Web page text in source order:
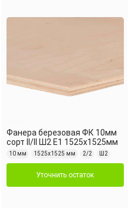
Фанера березовая ФК 10мм
сорт II/II Ш2 Е1 1525х1525мм
10 мм 1525х1525 мм 2/2 Ш2
Уточнить остаток